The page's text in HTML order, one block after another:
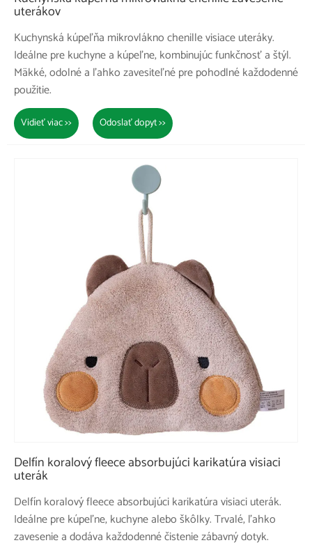
uterákov
Kuchynská kúpeľňa mikrovlákno chenille visiace uteráky.
Ideálne pre kuchyne a kúpeľne, kombinujúc funkčnosť a štýl.
Mäkké, odolné a ľahko zavesiteľné pre pohodlné každodenné
použitie.
Vidieť viac >> Odoslať dopyt >>
Delfín koralový fleece absorbujúci karikatúra visiaci
uterák
Delfín koralový fleece absorbujúci karikatúra visiaci uterák.
Ideálne pre kúpeľne, kuchyne alebo škôlky. Trvalé, ľahko
zavesenie a dodáva každodenné čistenie zábavný dotyk.